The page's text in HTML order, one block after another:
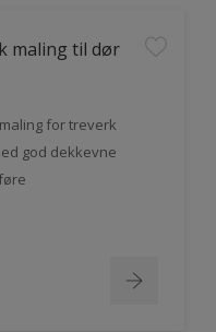
maling til dør
for treverk
god dekkevne